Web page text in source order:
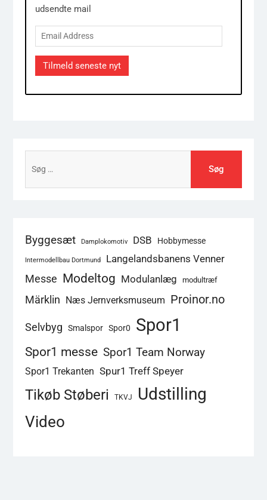
udsendte mail
Email
Address
Tilmeld seneste nyt
efter:
Byggesæt Damplokomotiv DSB Hobbymesse
Intermodellbau Dortmund
Langelandsbanens Venner
Messe Modeltog Modulanlæg modultræf
Märklin Næs Jernverksmuseum Proinor.no
Selvbyg Smalspor Spor0 Spor1
Spor1 messe Spor1 Team Norway
Spor1 Trekanten Spur1 Treff Speyer
Tikøb Støberi TKVJ Udstilling
Video